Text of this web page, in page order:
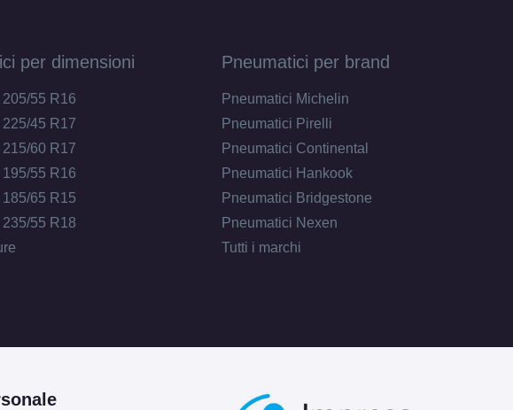
per dimensioni
55 R16
45 R17
60 R17
55 R16
65 R15
55 R18
Pneumatici per brand
Pneumatici Michelin
Pneumatici Pirelli
Pneumatici Continental
Pneumatici Hankook
Pneumatici Bridgestone
Pneumatici Nexen
Tutti i marchi